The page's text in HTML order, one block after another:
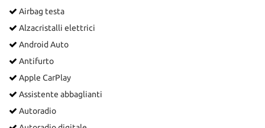
Airbag testa
Alzacristalli elettrici
Android Auto
Antifurto
Apple CarPlay
Assistente abbaglianti
Autoradio